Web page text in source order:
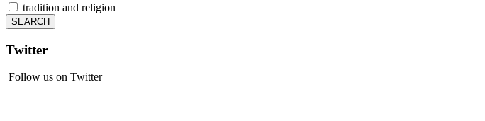
tradition and religion
Twitter
Follow us on Twitter